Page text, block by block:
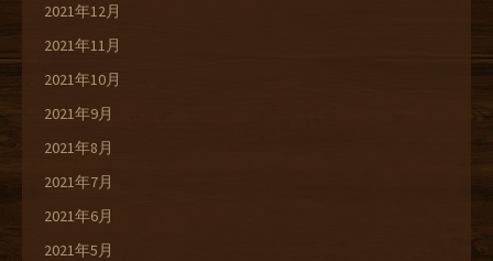
2021年12月
2021年11月
2021年10月
2021年9月
2021年8月
2021年7月
2021年6月
2021年5月